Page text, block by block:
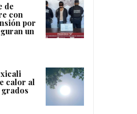
de
con
por
un
calor al
grados